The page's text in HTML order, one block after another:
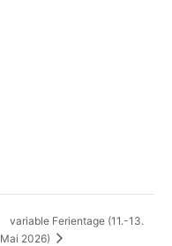
variable Ferientage (11.-13.
Mai 2026)